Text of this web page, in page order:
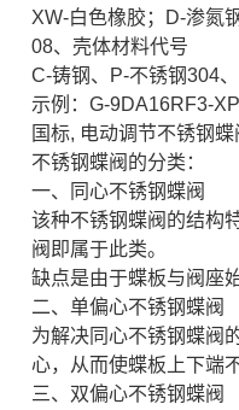
XW-白色橡胶；D-渗氮
08、壳体材料代号
C-铸钢、P-不锈钢304
示例：G-9DA16RF3-XP
国标, 电动调节不锈钢
不锈钢蝶阀的分类：
一、同心不锈钢蝶阀
该种不锈钢蝶阀的结构
阀即属于此类。
缺点是由于蝶板与阀座
二、单偏心不锈钢蝶阀
为解决同心不锈钢蝶阀
心，从而使蝶板上下端
三、双偏心不锈钢蝶阀